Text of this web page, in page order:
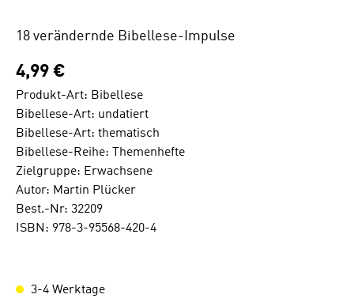
18 verändernde Bibellese-Impulse
4,99 €
Produkt-Art: Bibellese
Bibellese-Art: undatiert
Bibellese-Art: thematisch
Bibellese-Reihe: Themenhefte
Zielgruppe: Erwachsene
Autor: Martin Plücker
Best.-Nr: 32209
ISBN: 978-3-95568-420-4
3-4 Werktage